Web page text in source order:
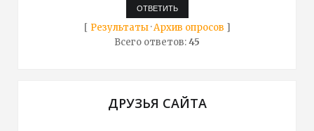
[ Результаты·Архив опросов ]
Всего ответов:45
ДРУЗЬЯ САЙТА